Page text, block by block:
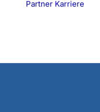
Partner Karriere